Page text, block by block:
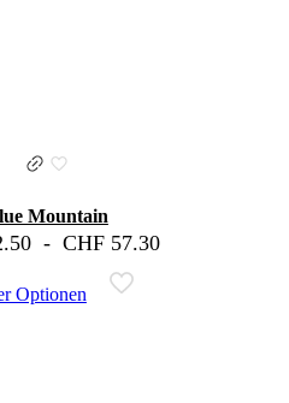
Mountain
- CHF57.30
Optionen